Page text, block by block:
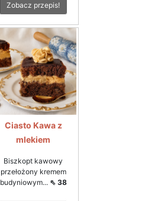
Zobacz przepis!
Ciasto Kawa z
mlekiem
Biszkopt kawowy
przełożony kremem
budyniowym... ⇖ 38